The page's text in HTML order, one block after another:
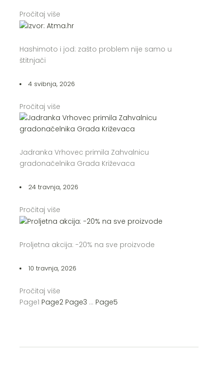
Pročitaj više
Hashimoto i jod: zašto problem nije samo u
štitnjači
4 svibnja, 2026
Pročitaj više
Jadranka Vrhovec primila Zahvalnicu
gradonačelnika Grada Križevaca
24 travnja, 2026
Pročitaj više
Proljetna akcija: -20% na sve proizvode
10 travnja, 2026
Pročitaj više
Page1 Page2 Page3 … Page5